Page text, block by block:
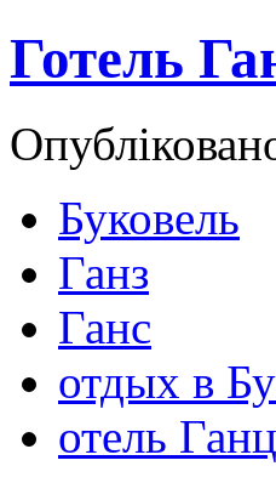
Готель
Буковель
Ганз
Ганс
отдых в
отель Ганц